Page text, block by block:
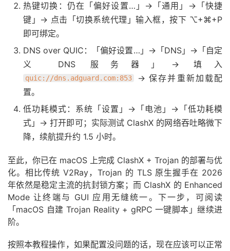
热键切换：仍在「偏好设置…」→「通用」→「快捷
键」→ 点击「切换系统代理」输入框，按下 ⌥+⌘+P
即可绑定。
DNS over QUIC：「偏好设置…」→「DNS」→「自定
义 DNS 服务器」→ 填入
quic://dns.adguard.com:853
→ 保存并重新加载配
置。
低功耗模式：系统「设置」→「电池」→「低功耗模
式」→ 打开即可；实际测试 ClashX 的网络吞吐略微下
降，续航提升约 1.5 小时。
至此，你已在 macOS 上完成 ClashX + Trojan 的部署与优
化。相比传统 V2Ray，Trojan 的 TLS 原生握手在 2026
年依然是稳定主流的抗封锁方案；而 ClashX 的 Enhanced
Mode 让终端与 GUI 应用无缝统一。下一步，可阅读
「macOS 自建 Trojan Reality + gRPC 一键脚本」继续进
阶。
按照本教程操作，如果配置没问题的话，现在应该可以正常